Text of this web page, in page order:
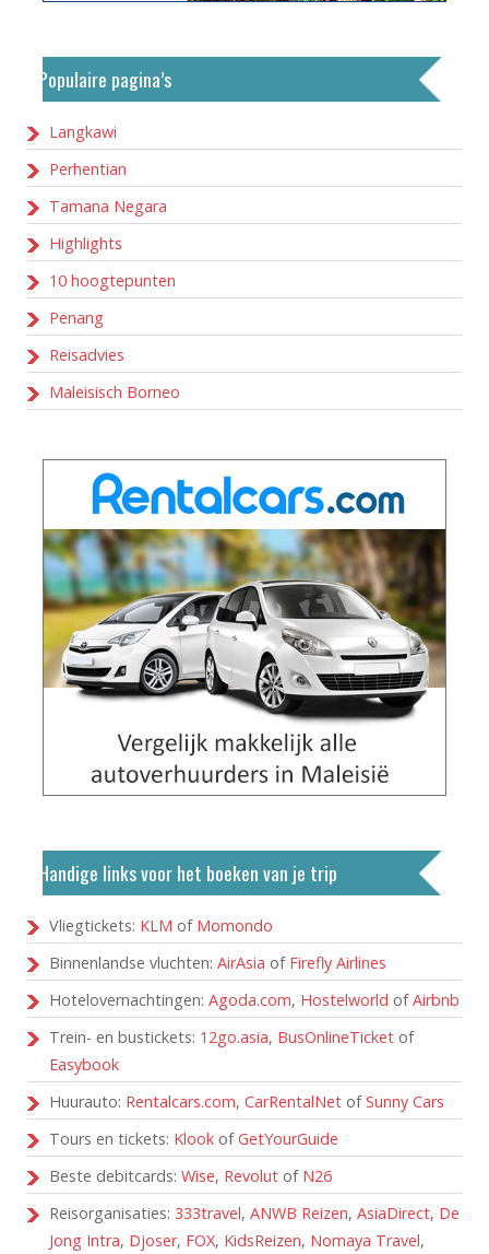
Populaire pagina’s
Langkawi
Perhentian
Tamana Negara
Highlights
10 hoogtepunten
Penang
Reisadvies
Maleisisch Borneo
Handige links voor het boeken van je trip
Vliegtickets: KLM of Momondo
Binnenlandse vluchten: AirAsia of Firefly Airlines
Hotelovernachtingen: Agoda.com, Hostelworld ofAirbnb
Trein- en bustickets: 12go.asia, BusOnlineTicket of
Easybook
Huurauto: Rentalcars.com, CarRentalNet ofSunny Cars
Tours en tickets: Klook ofGetYourGuide
Beste debitcards: Wise, Revolut of N26
Reisorganisaties: 333travel, ANWB Reizen, AsiaDirect, De
Jong Intra, Djoser, FOX, KidsReizen, Nomaya Travel,